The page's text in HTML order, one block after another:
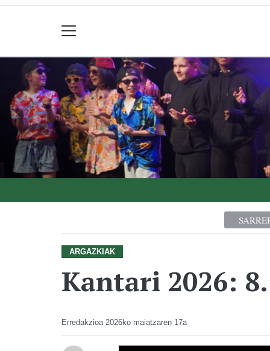
ARGAZKIAK
Kantari 2026:
Erredakzioa 2026ko maiatzaren 17a